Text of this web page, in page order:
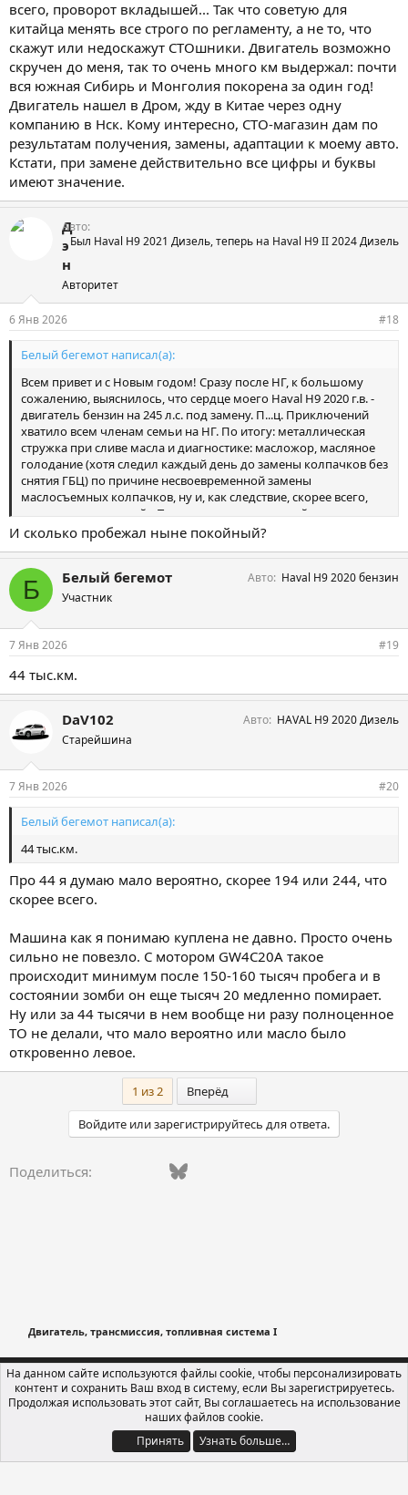
всего, проворот вкладышей... Так что советую для
китайца менять все строго по регламенту, а не то, что
скажут или недоскажут СТОшники. Двигатель возможно
скручен до меня, так то очень много км выдержал: почти
вся южная Сибирь и Монголия покорена за один год!
Двигатель нашел в Дром, жду в Китае через одну
компанию в Нск. Кому интересно, СТО-магазин дам по
результатам получения, замены, адаптации к моему авто.
Кстати, при замене действительно все цифры и буквы
имеют значение.
Д
э
н
Авторитет
Авто
Был Haval H9 2021 Дизель, теперь на Haval H9 II 2024 Дизель
6 Янв 2026 #18
Белый бегемот написал(а):
Всем привет и с Новым годом! Сразу после НГ, к большому
сожалению, выяснилось, что сердце моего Haval H9 2020 г.в. -
двигатель бензин на 245 л.с. под замену. П...ц. Приключений
хватило всем членам семьи на НГ. По итогу: металлическая
стружка при сливе масла и диагностике: масложор, масляное
голодание (хотя следил каждый день до замены колпачков без
снятия ГБЦ) по причине несвоевременной замены
маслосъемных колпачков, ну и, как следствие, скорее всего,
проворот вкладышей... Так что советую для китайца менять все
строго по регламенту, а не то, что скажут или недоскажут
СТОшники. Двигатель возможно скручен до меня, так то очень
покорена за один год! Двигатель нашел в Дром, жду в Китае
через одну компанию в Нск. Кому интересно, СТО-магазин дам
по результатам получения, замены, адаптации к моему авто.
Кстати, при замене действительно все цифры и буквы имеют
значение.
И сколько пробежал ныне покойный?
Б Белый бегемот
Участник
Авто Haval H9 2020 бензин
7 Янв 2026 #19
44 тыс.км.
DaV102
Старейшина
Авто HAVAL H9 2020 Дизель
7 Янв 2026 #20
Белый бегемот написал(а):
44 тыс.км.
Про 44 я думаю мало вероятно, скорее 194 или 244, что
скорее всего.
Машина как я понимаю куплена не давно. Просто очень
сильно не повезло. С мотором GW4C20A такое
происходит минимум после 150-160 тысяч пробега и в
состоянии зомби он еще тысяч 20 медленно помирает.
Ну или за 44 тысячи в нем вообще ни разу полноценное
ТО не делали, что мало вероятно или масло было
откровенно левое.
1 из 2 Вперёд
Войдите или зарегистрируйтесь для ответа.
Поделиться: Vkontakte
FacebookBluesky
Двигатель, трансмиссия, топливная система I
Russian (RU)
Обратная связь
Условия и правила
Политика конфиденциальности
Помощь
Локализация от xenForo.Info®
На данном сайте используются файлы cookie, чтобы персонализировать
контент и сохранить Ваш вход в систему, если Вы зарегистрируетесь.
Продолжая использовать этот сайт, Вы соглашаетесь на использование
наших файлов cookie.
Принять
Узнать больше…